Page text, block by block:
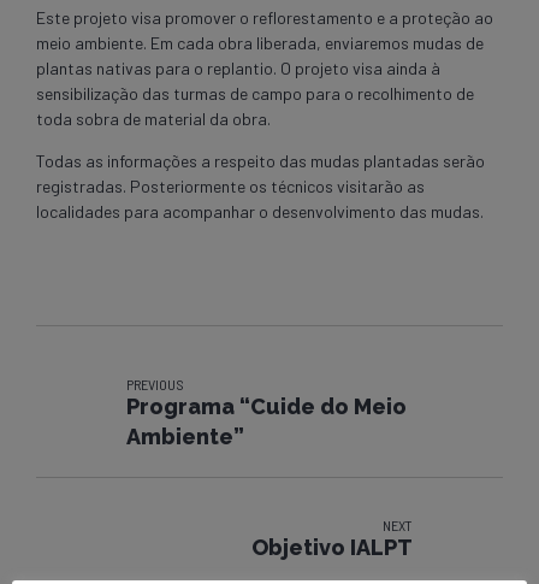
Este projeto visa promover o reflorestamento e a proteção ao
meio ambiente. Em cada obra liberada, enviaremos mudas de
plantas nativas para o replantio. O projeto visa ainda à
sensibilização das turmas de campo para o recolhimento de
toda sobra de material da obra.
Todas as informações a respeito das mudas plantadas serão
registradas. Posteriormente os técnicos visitarão as
localidades para acompanhar o desenvolvimento das mudas.
PREVIOUS
Programa “Cuide do Meio
Ambiente”
NEXT
Objetivo IALPT